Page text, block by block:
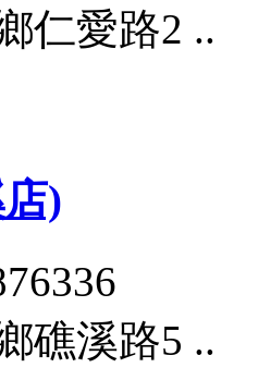
仁愛路2 ..
)
礁溪路5 ..